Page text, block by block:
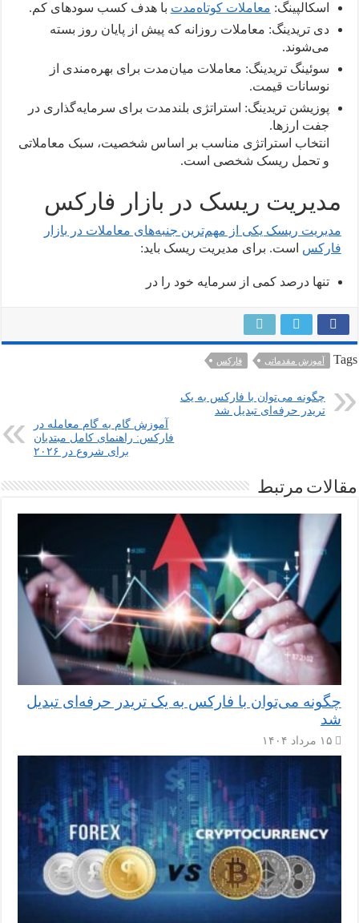
اسکالپینگ: معاملات کوتاه‌مدت با هدف کسب سودهای کم.
دی تریدینگ: معاملات روزانه که پیش از پایان روز بسته
می‌شوند.
سوئینگ تریدینگ: معاملات میان‌مدت برای بهره‌مندی از
نوسانات قیمت.
پوزیشن تریدینگ: استراتژی بلندمدت برای سرمایه‌گذاری در
جفت‌ ارزها.
انتخاب استراتژی مناسب بر اساس شخصیت، سبک معاملاتی
و تحمل ریسک شخصی است.
مدیریت ریسک در بازار فارکس
مدیریت ریسک یکی از مهم‌ترین جنبه‌های معاملات در بازار
فارکس است. برای مدیریت ریسک باید:
تنها درصد کمی از سرمایه خود را در
Tags آموزش مقدماتی فارکس
چگونه می‌توان با فارکس به یک
تریدر حرفه‌ای تبدیل شد
آموزش گام به گام معامله در
فارکس: راهنمای کامل مبتدیان
برای شروع در ۲۰۲۶
مقالات مرتبط
چگونه می‌توان با فارکس به یک تریدر حرفه‌ای تبدیل
شد
۱۵ مرداد ۱۴۰۴